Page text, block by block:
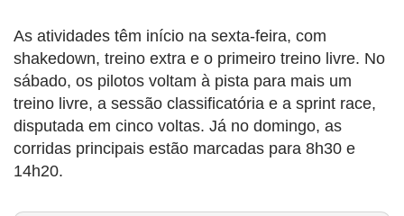
As atividades têm início na sexta-feira, com
shakedown, treino extra e o primeiro treino livre. No
sábado, os pilotos voltam à pista para mais um
treino livre, a sessão classificatória e a sprint race,
disputada em cinco voltas. Já no domingo, as
corridas principais estão marcadas para 8h30 e
14h20.